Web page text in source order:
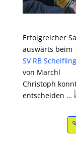
Erfolgreicher
auswärts beim
SV RB
von Marchl
Christoph
entscheiden …